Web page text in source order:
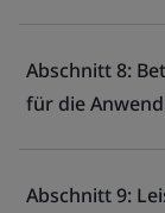
Abschnitt 8:
für die
Abschnitt 9: